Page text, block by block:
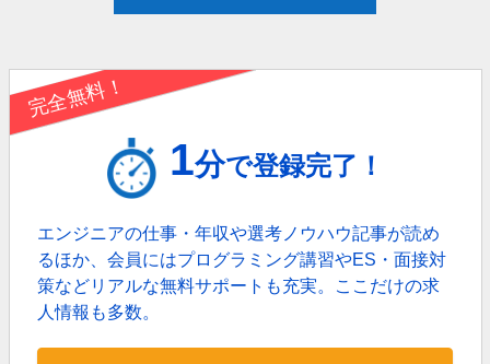
完全無料！
1分で登録完了！
エンジニアの仕事・年収や選考ノウハウ記事が読め
るほか、会員にはプログラミング講習やES・面接対
策などリアルな無料サポートも充実。 ここだけの求
人情報も多数。